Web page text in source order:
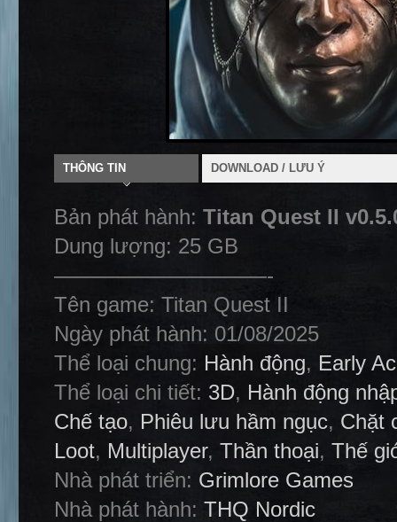
THÔNG TIN DOWNLOAD / LƯU Ý
Bản phát hành: Titan Quest II
Dung lượng: 25 GB
——————————-
Tên game: Titan Quest II
Ngày phát hành: 01/08/2025
Thể loại chung: Hành động, Early
Thể loại chi tiết: 3D, Hành động
Chế tạo, Phiêu lưu hầm ngục, Chặt
Loot, Multiplayer, Thần thoại, Thế
Nhà phát triển: Grimlore Games
Nhà phát hành: THQ Nordic